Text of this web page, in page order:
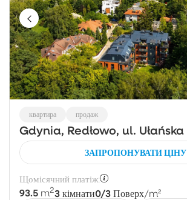
квартира продаж
Gdynia, Redłowo, ul. Ułańska
ЗАПРОПОНУВАТИ ЦІНУ
Щомісячний платіж:
93.5 m23 кімнати0/3 Поверх/m²